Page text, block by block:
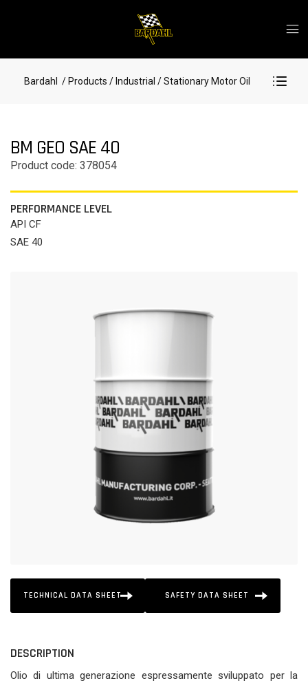
Bardahl / Products / Industrial / Stationary Motor Oil
BM GEO SAE 40
Product code: 378054
PERFORMANCE LEVEL
API CF
SAE 40
TECHNICAL DATA SHEET SAFETY DATA SHEET
DESCRIPTION
Olio di ultima generazione espressamente sviluppato per la